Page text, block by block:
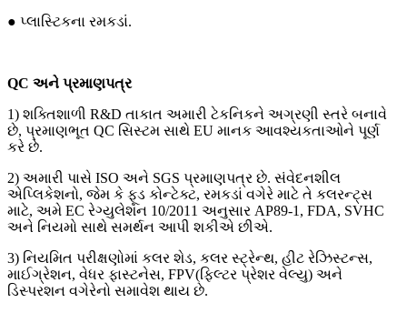
● પ્લાસ્ટિકના રમકડાં.
QC અને પ્રમાણપત્ર
1) શક્તિશાળી R&D તાકાત અમારી ટેકનિકને અગ્રણી સ્તરે બનાવે
છે, પ્રમાણભૂત QC સિસ્ટમ સાથે EU માનક આવશ્યકતાઓને પૂર્ણ
કરે છે.
2) અમારી પાસે ISO અને SGS પ્રમાણપત્ર છે. સંવેદનશીલ
એપ્લિકેશનો, જેમ કે ફૂડ કોન્ટેક્ટ, રમકડાં વગેરે માટે તે કલરન્ટ્સ
માટે, અમે EC રેગ્યુલેશન 10/2011 અનુસાર AP89-1, FDA, SVHC
અને નિયમો સાથે સમર્થન આપી શકીએ છીએ.
3) નિયમિત પરીક્ષણોમાં કલર શેડ, કલર સ્ટ્રેન્થ, હીટ રેઝિસ્ટન્સ,
માઈગ્રેશન, વેધર ફાસ્ટનેસ, FPV(ફિલ્ટર પ્રેશર વેલ્યુ) અને
ડિસ્પરશન વગેરેનો સમાવેશ થાય છે.